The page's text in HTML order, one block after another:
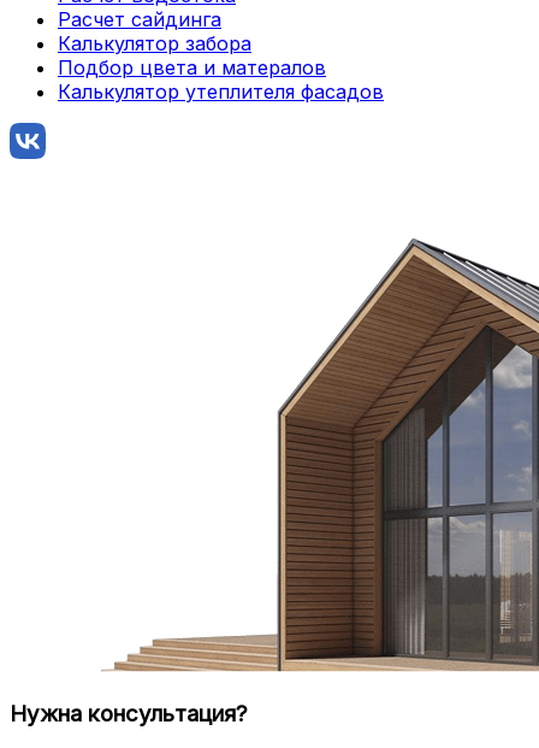
Расчет сайдинга
Калькулятор забора
Подбор цвета и матералов
Калькулятор утеплителя фасадов
Нужна консультация?